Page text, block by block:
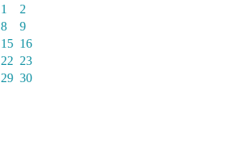
1
2
8
9
15 16
22 23
29 30